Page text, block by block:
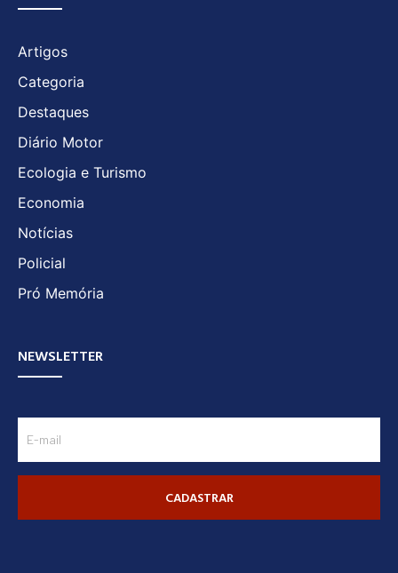
Artigos
Categoria
Destaques
Diário Motor
Ecologia e Turismo
Economia
Notícias
Policial
Pró Memória
NEWSLETTER
CADASTRAR